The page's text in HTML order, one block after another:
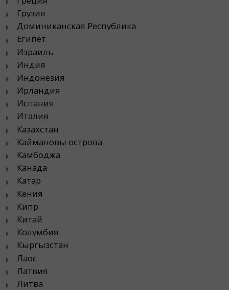
Грузия
Доминиканская Республика
Египет
Израиль
Индия
Индонезия
Ирландия
Испания
Италия
Казахстан
Каймановы острова
Камбоджа
Канада
Катар
Кения
Кипр
Китай
Колумбия
Кыргызстан
Лаос
Латвия
Литва